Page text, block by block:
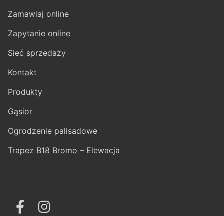
Zamawiaj online
Zapytanie online
Sieć sprzedaży
Kontakt
Produkty
Gąsior
Ogrodzenie palisadowe
Trapez B18 Bromo – Elewacja